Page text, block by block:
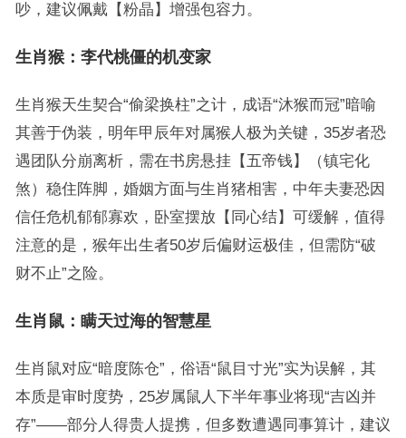
吵，建议佩戴【粉晶】增强包容力。
生肖猴：李代桃僵的机变家
生肖猴天生契合“偷梁换柱”之计，成语“沐猴而冠”暗喻
其善于伪装，明年甲辰年对属猴人极为关键，35岁者恐
遇团队分崩离析，需在书房悬挂【五帝钱】（镇宅化
煞）稳住阵脚，婚姻方面与生肖猪相害，中年夫妻恐因
信任危机郁郁寡欢，卧室摆放【同心结】可缓解，值得
注意的是，猴年出生者50岁后偏财运极佳，但需防“破
财不止”之险。
生肖鼠：瞒天过海的智慧星
生肖鼠对应“暗度陈仓”，俗语“鼠目寸光”实为误解，其
本质是审时度势，25岁属鼠人下半年事业将现“吉凶并
存”——部分人得贵人提携，但多数遭遇同事算计，建议